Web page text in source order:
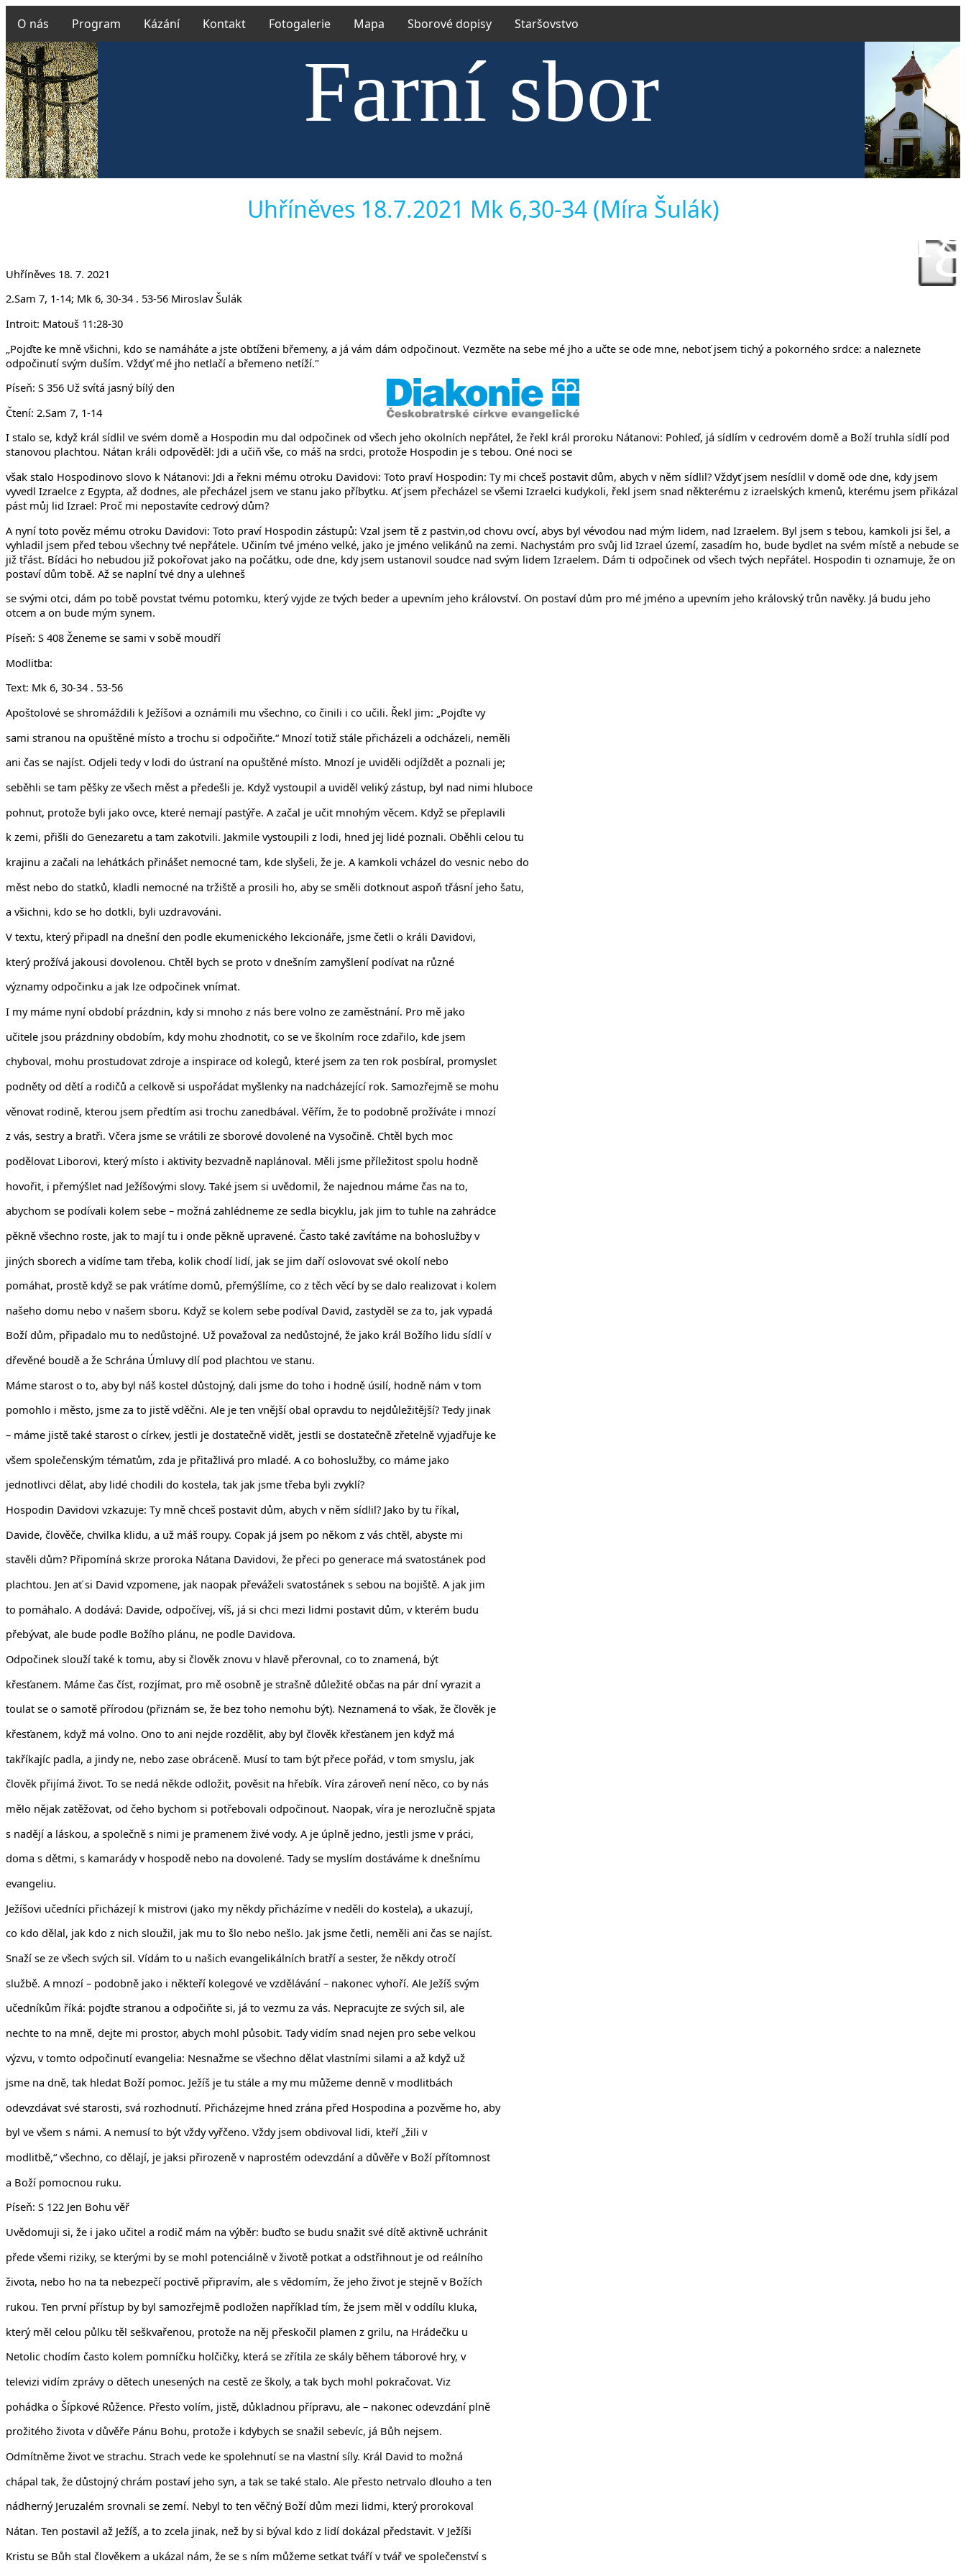
O nás Program Kázání Kontakt Fotogalerie Mapa Sborové dopisy Staršovstvo
Farní sbor
Českobratrské církve
v Uhříněvsi a Říčanech
Uhříněves 18.7.2021 Mk 6,30-34 (Míra Šulák)
Uhříněves 18. 7. 2021
2.Sam 7, 1-14; Mk 6, 30-34 . 53-56 Miroslav Šulák
Introit: Matouš 11:28-30
„Pojďte ke mně všichni, kdo se namáháte a jste obtíženi břemeny, a já vám dám odpočinout. Vezměte na sebe mé jho a učte se ode mne, neboť jsem tichý a pokorného srdce: a naleznete
odpočinutí svým duším. Vždyť mé jho netlačí a břemeno netíží."
Píseň: S 356 Už svítá jasný bílý den
Čtení: 2.Sam 7, 1-14
I stalo se, když král sídlil ve svém domě a Hospodin mu dal odpočinek od všech jeho okolních nepřátel, že řekl král proroku Nátanovi: Pohleď, já sídlím v cedrovém domě a Boží truhla sídlí pod
stanovou plachtou. Nátan králi odpověděl: Jdi a učiň vše, co máš na srdci, protože Hospodin je s tebou. Oné noci se
však stalo Hospodinovo slovo k Nátanovi: Jdi a řekni mému otroku Davidovi: Toto praví Hospodin: Ty mi chceš postavit dům, abych v něm sídlil? Vždyť jsem nesídlil v domě ode dne, kdy jsem
vyvedl Izraelce z Egypta, až dodnes, ale přecházel jsem ve stanu jako příbytku. Ať jsem přecházel se všemi Izraelci kudykoli, řekl jsem snad některému z izraelských kmenů, kterému jsem přikázal
pást můj lid Izrael: Proč mi nepostavíte cedrový dům?
A nyní toto pověz mému otroku Davidovi: Toto praví Hospodin zástupů: Vzal jsem tě z pastvin,od chovu ovcí, abys byl vévodou nad mým lidem, nad Izraelem. Byl jsem s tebou, kamkoli jsi šel, a
vyhladil jsem před tebou všechny tvé nepřátele. Učiním tvé jméno velké, jako je jméno velikánů na zemi. Nachystám pro svůj lid Izrael území, zasadím ho, bude bydlet na svém místě a nebude se
již třást. Bídáci ho nebudou již pokořovat jako na počátku, ode dne, kdy jsem ustanovil soudce nad svým lidem Izraelem. Dám ti odpočinek od všech tvých nepřátel. Hospodin ti oznamuje, že on
postaví dům tobě. Až se naplní tvé dny a ulehneš
se svými otci, dám po tobě povstat tvému potomku, který vyjde ze tvých beder a upevním jeho království. On postaví dům pro mé jméno a upevním jeho královský trůn navěky. Já budu jeho
otcem a on bude mým synem.
Píseň: S 408 Ženeme se sami v sobě moudří
Modlitba:
Text: Mk 6, 30-34 . 53-56
Apoštolové se shromáždili k Ježíšovi a oznámili mu všechno, co činili i co učili. Řekl jim: „Pojďte vy
sami stranou na opuštěné místo a trochu si odpočiňte.“ Mnozí totiž stále přicházeli a odcházeli, neměli
ani čas se najíst. Odjeli tedy v lodi do ústraní na opuštěné místo. Mnozí je uviděli odjíždět a poznali je;
seběhli se tam pěšky ze všech měst a předešli je. Když vystoupil a uviděl veliký zástup, byl nad nimi hluboce
pohnut, protože byli jako ovce, které nemají pastýře. A začal je učit mnohým věcem. Když se přeplavili
k zemi, přišli do Genezaretu a tam zakotvili. Jakmile vystoupili z lodi, hned jej lidé poznali. Oběhli celou tu
krajinu a začali na lehátkách přinášet nemocné tam, kde slyšeli, že je. A kamkoli vcházel do vesnic nebo do
měst nebo do statků, kladli nemocné na tržiště a prosili ho, aby se směli dotknout aspoň třásní jeho šatu,
a všichni, kdo se ho dotkli, byli uzdravováni.
V textu, který připadl na dnešní den podle ekumenického lekcionáře, jsme četli o králi Davidovi,
který prožívá jakousi dovolenou. Chtěl bych se proto v dnešním zamyšlení podívat na různé
významy odpočinku a jak lze odpočinek vnímat.
I my máme nyní období prázdnin, kdy si mnoho z nás bere volno ze zaměstnání. Pro mě jako
učitele jsou prázdniny obdobím, kdy mohu zhodnotit, co se ve školním roce zdařilo, kde jsem
chyboval, mohu prostudovat zdroje a inspirace od kolegů, které jsem za ten rok posbíral, promyslet
podněty od dětí a rodičů a celkově si uspořádat myšlenky na nadcházející rok. Samozřejmě se mohu
věnovat rodině, kterou jsem předtím asi trochu zanedbával. Věřím, že to podobně prožíváte i mnozí
z vás, sestry a bratři. Včera jsme se vrátili ze sborové dovolené na Vysočině. Chtěl bych moc
podělovat Liborovi, který místo i aktivity bezvadně naplánoval. Měli jsme příležitost spolu hodně
hovořit, i přemýšlet nad Ježíšovými slovy. Také jsem si uvědomil, že najednou máme čas na to,
abychom se podívali kolem sebe – možná zahlédneme ze sedla bicyklu, jak jim to tuhle na zahrádce
pěkně všechno roste, jak to mají tu i onde pěkně upravené. Často také zavítáme na bohoslužby v
jiných sborech a vidíme tam třeba, kolik chodí lidí, jak se jim daří oslovovat své okolí nebo
pomáhat, prostě když se pak vrátíme domů, přemýšlíme, co z těch věcí by se dalo realizovat i kolem
našeho domu nebo v našem sboru. Když se kolem sebe podíval David, zastyděl se za to, jak vypadá
Boží dům, připadalo mu to nedůstojné. Už považoval za nedůstojné, že jako král Božího lidu sídlí v
dřevěné boudě a že Schrána Úmluvy dlí pod plachtou ve stanu.
Máme starost o to, aby byl náš kostel důstojný, dali jsme do toho i hodně úsilí, hodně nám v tom
pomohlo i město, jsme za to jistě vděčni. Ale je ten vnější obal opravdu to nejdůležitější? Tedy jinak
– máme jistě také starost o církev, jestli je dostatečně vidět, jestli se dostatečně zřetelně vyjadřuje ke
všem společenským tématům, zda je přitažlivá pro mladé. A co bohoslužby, co máme jako
jednotlivci dělat, aby lidé chodili do kostela, tak jak jsme třeba byli zvyklí?
Hospodin Davidovi vzkazuje: Ty mně chceš postavit dům, abych v něm sídlil? Jako by tu říkal,
Davide, člověče, chvilka klidu, a už máš roupy. Copak já jsem po někom z vás chtěl, abyste mi
stavěli dům? Připomíná skrze proroka Nátana Davidovi, že přeci po generace má svatostánek pod
plachtou. Jen ať si David vzpomene, jak naopak převáželi svatostánek s sebou na bojiště. A jak jim
to pomáhalo. A dodává: Davide, odpočívej, víš, já si chci mezi lidmi postavit dům, v kterém budu
přebývat, ale bude podle Božího plánu, ne podle Davidova.
Odpočinek slouží také k tomu, aby si člověk znovu v hlavě přerovnal, co to znamená, být
křesťanem. Máme čas číst, rozjímat, pro mě osobně je strašně důležité občas na pár dní vyrazit a
toulat se o samotě přírodou (přiznám se, že bez toho nemohu být). Neznamená to však, že člověk je
křesťanem, když má volno. Ono to ani nejde rozdělit, aby byl člověk křesťanem jen když má
takříkajíc padla, a jindy ne, nebo zase obráceně. Musí to tam být přece pořád, v tom smyslu, jak
člověk přijímá život. To se nedá někde odložit, pověsit na hřebík. Víra zároveň není něco, co by nás
mělo nějak zatěžovat, od čeho bychom si potřebovali odpočinout. Naopak, víra je nerozlučně spjata
s nadějí a láskou, a společně s nimi je pramenem živé vody. A je úplně jedno, jestli jsme v práci,
doma s dětmi, s kamarády v hospodě nebo na dovolené. Tady se myslím dostáváme k dnešnímu
evangeliu.
Ježíšovi učedníci přicházejí k mistrovi (jako my někdy přicházíme v neděli do kostela), a ukazují,
co kdo dělal, jak kdo z nich sloužil, jak mu to šlo nebo nešlo. Jak jsme četli, neměli ani čas se najíst.
Snaží se ze všech svých sil. Vídám to u našich evangelikálních bratří a sester, že někdy otročí
službě. A mnozí – podobně jako i někteří kolegové ve vzdělávání – nakonec vyhoří. Ale Ježíš svým
učedníkům říká: pojďte stranou a odpočiňte si, já to vezmu za vás. Nepracujte ze svých sil, ale
nechte to na mně, dejte mi prostor, abych mohl působit. Tady vidím snad nejen pro sebe velkou
výzvu, v tomto odpočinutí evangelia: Nesnažme se všechno dělat vlastními silami a až když už
jsme na dně, tak hledat Boží pomoc. Ježíš je tu stále a my mu můžeme denně v modlitbách
odevzdávat své starosti, svá rozhodnutí. Přicházejme hned zrána před Hospodina a pozvěme ho, aby
byl ve všem s námi. A nemusí to být vždy vyřčeno. Vždy jsem obdivoval lidi, kteří „žili v
modlitbě,“ všechno, co dělají, je jaksi přirozeně v naprostém odevzdání a důvěře v Boží přítomnost
a Boží pomocnou ruku.
Píseň: S 122 Jen Bohu věř
Uvědomuji si, že i jako učitel a rodič mám na výběr: buďto se budu snažit své dítě aktivně uchránit
přede všemi riziky, se kterými by se mohl potenciálně v životě potkat a odstřihnout je od reálního
života, nebo ho na ta nebezpečí poctivě připravím, ale s vědomím, že jeho život je stejně v Božích
rukou. Ten první přístup by byl samozřejmě podložen například tím, že jsem měl v oddílu kluka,
který měl celou půlku těl seškvařenou, protože na něj přeskočil plamen z grilu, na Hrádečku u
Netolic chodím často kolem pomníčku holčičky, která se zřítila ze skály během táborové hry, v
televizi vidím zprávy o dětech unesených na cestě ze školy, a tak bych mohl pokračovat. Viz
pohádka o Šípkové Růžence. Přesto volím, jistě, důkladnou přípravu, ale – nakonec odevzdání plně
prožitého života v důvěře Pánu Bohu, protože i kdybych se snažil sebevíc, já Bůh nejsem.
Odmítněme život ve strachu. Strach vede ke spolehnutí se na vlastní síly. Král David to možná
chápal tak, že důstojný chrám postaví jeho syn, a tak se také stalo. Ale přesto netrvalo dlouho a ten
nádherný Jeruzalém srovnali se zemí. Nebyl to ten věčný Boží dům mezi lidmi, který prorokoval
Nátan. Ten postavil až Ježíš, a to zcela jinak, než by si býval kdo z lidí dokázal představit. V Ježíši
Kristu se Bůh stal člověkem a ukázal nám, že se s ním můžeme setkat tváří v tvář ve společenství s